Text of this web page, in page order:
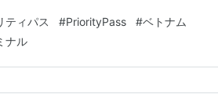
も利用できるなど、国際線ターミナルに
ティパス #PriorityPass #ベトナム
ナル